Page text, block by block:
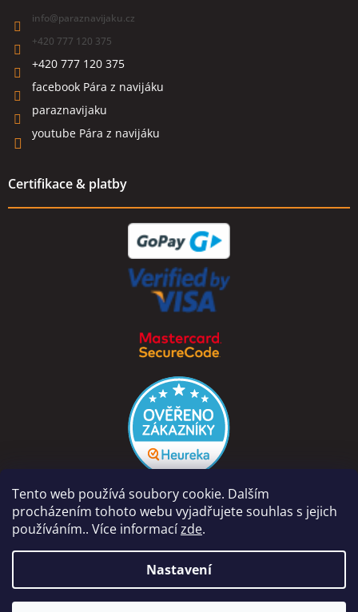
Tento web používá soubory cookie. Dalším
procházením tohoto webu vyjadřujete souhlas s jejich
používáním.. Více informacízde.
Nastavení
info@paraznavijaku.cz
+420 777 120 375
+420 777 120 375
facebook Pára z navijáku
paraznavijaku
youtube Pára z navijáku
Certifikace & platby
Copyright 2026PÁRA Z NAVIJÁKU - Ondřej Rutkowski.